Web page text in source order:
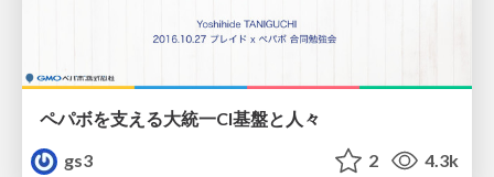
ペパボを支える大統一CI基盤と人々
gs3
2 4.3k